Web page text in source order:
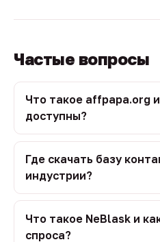
Частые вопросы
Что такое affpapa.org
доступны?
Где скачать базу
индустрии?
Что такое NeBlask и
спроса?